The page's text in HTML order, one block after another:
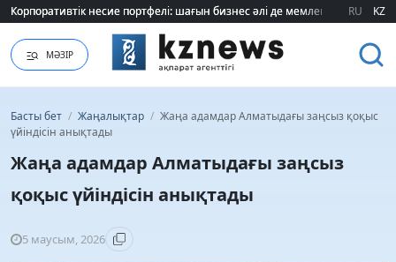
Корпоративтік несие портфелі: шағын бизнес әлі де мемлекеттік
Корпоративтік несие портфелі: шағын бизнес әлі де мемлекеттікRU KZ
МӘЗІР
Басты бет / Жаңалықтар / Жаңа адамдар Алматыдағы заңсыз қоқыс
үйіндісін анықтады
Жаңа адамдар Алматыдағы заңсыз
қоқыс үйіндісін анықтады
5 маусым, 2026